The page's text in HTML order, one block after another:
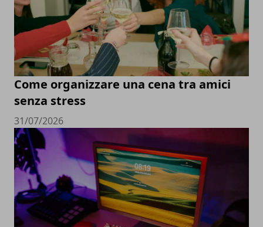
Come organizzare una cena tra amici
senza stress
31/07/2026